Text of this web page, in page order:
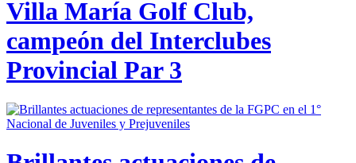
Villa María Golf Club,
campeón del Interclubes
Provincial Par 3